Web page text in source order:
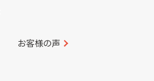
愛媛県
宮崎県
お客様の声